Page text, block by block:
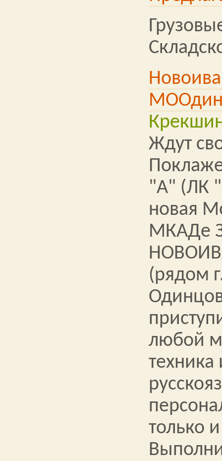
Ждут
"А" (ЛК
новая
МКАДе
(рядом
любой
только